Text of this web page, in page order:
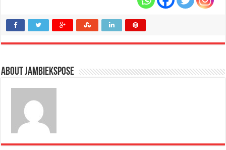
About jambiekspose